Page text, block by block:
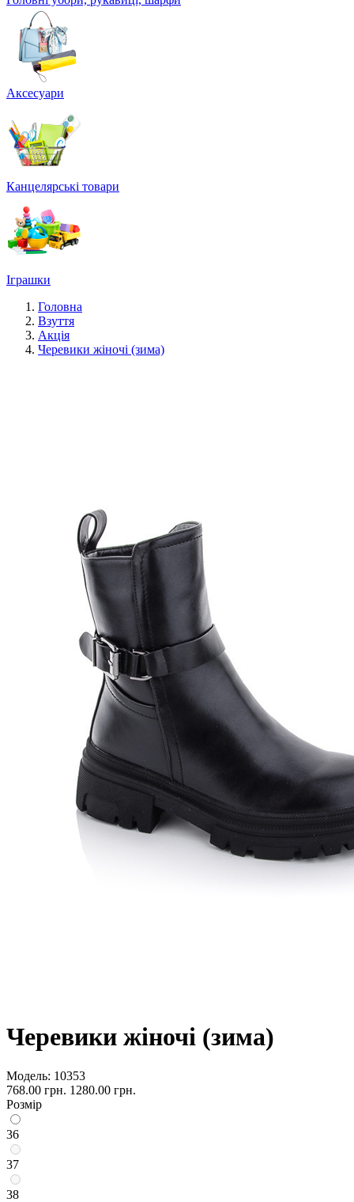
Аксесуари
Канцелярські товари
Іграшки
Головна
Взуття
Акція
Черевики жіночі (зима)
Черевики жіночі (зима)
Модель: 10353
768.00 грн. 1280.00 грн.
Розмір
36
37
38